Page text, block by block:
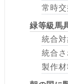
常時
緑等級馬
統合
統合
製作